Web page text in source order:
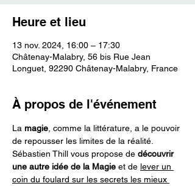
Heure et lieu
13 nov. 2024, 16:00 – 17:30
Châtenay-Malabry, 56 bis Rue Jean
Longuet, 92290 Châtenay-Malabry, France
À propos de l'événement
La magie , comme la littérature, a le pouvoir
de repousser les limites de la réalité.
Sébastien Thill vous propose de découvrir
une autre idée de la Magie et de lever un
coin du foulard sur les secrets les mieux